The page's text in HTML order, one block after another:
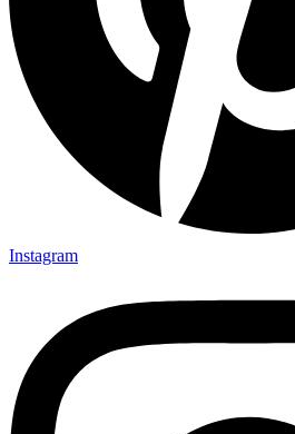
Instagram